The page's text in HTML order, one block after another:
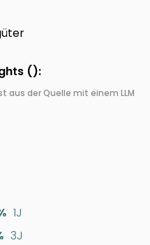
():
aus der Quelle mit einem LLM
1J
3J